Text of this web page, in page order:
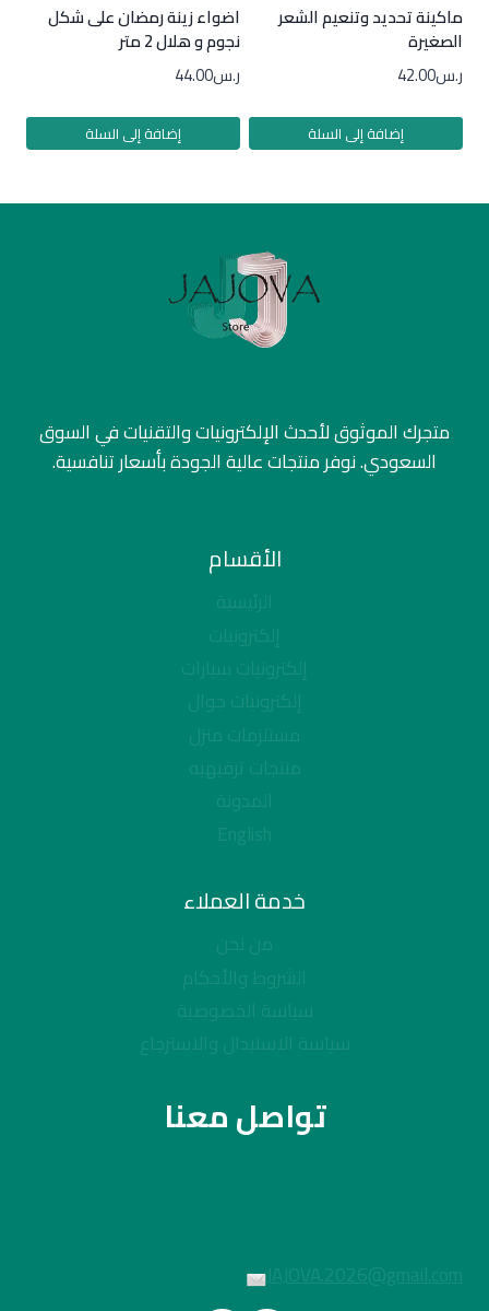
ماكينة تحديد وتنعيم الشعر
الصغيرة
ر.س42.00
إضافة إلى السلة
اضواء زينة رمضان على شكل
نجوم و هلال 2 متر
ر.س44.00
إضافة إلى السلة
متجرك الموثوق لأحدث الإلكترونيات والتقنيات في السوق
السعودي. نوفر منتجات عالية الجودة بأسعار تنافسية.
الأقسام
الرئيسية
إلكترونيات
إلكترونيات سيارات
إلكترونيات جوال
مستلزمات منزل
منتجات ترفيهيه
المدونة
English
خدمة العملاء
من نحن
الشروط والأحكام
سياسة الخصوصية
سياسة الاستبدال والاسترجاع
تواصل معنا
JAJOVA.2026@gmail.com